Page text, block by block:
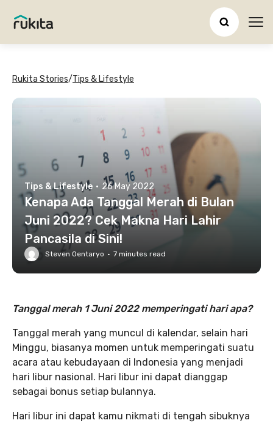
Rukita Stories/Tips & Lifestyle
Tips & Lifestyle · 26 May 2022
Kenapa Ada Tanggal Merah di Bulan
Juni 2022? Cek Makna Hari Lahir
Pancasila di Sini!
Steven Oentaryo · 7 minutes read
Tanggal merah 1 Juni 2022 memperingati hari apa?
Tanggal merah yang muncul di kalendar, selain hari
Minggu, biasanya momen untuk memperingati suatu
acara atau kebudayaan di Indonesia yang menjadi
hari libur nasional. Hari libur ini dapat dianggap
sebagai bonus setiap bulannya.
Hari libur ini dapat kamu nikmati di tengah sibuknya